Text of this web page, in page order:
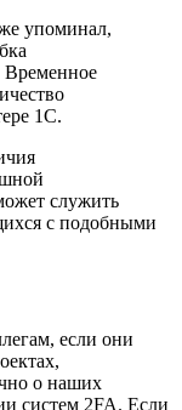
упоминал,
Временное
1С.
служить
с подобными
если они
о наших
систем 2FA. Если